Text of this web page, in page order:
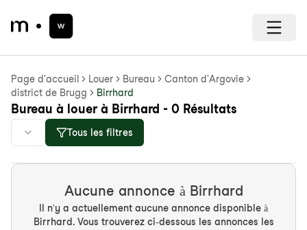
Page d'accueil Louer Bureau
Canton d'Argovie
district de Brugg
Birrhard
Bureau à louer à Birrhard - 0 Résultats
Tous les filtres
Aucune annonce à Birrhard
Il n'y a actuellement aucune annonce disponible à
Birrhard. Vous trouverez ci-dessous les annonces les